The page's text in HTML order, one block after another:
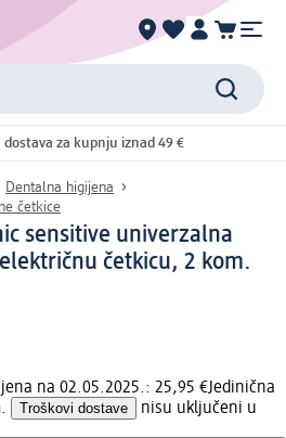
dostava za kupnju iznad 49 €
Dentalna higijena
četkice
sensitive univerzalna
četkicu, 2 kom.
na 02.05.2025.: 25,95 €Jedinična
Troškovi dostave
nisu uključeni u